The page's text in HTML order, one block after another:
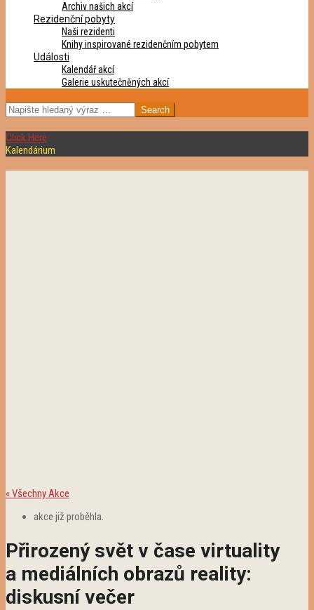
Archiv našich akcí
Rezidenční pobyty
Naši rezidenti
Knihy inspirované rezidenčním pobytem
Události
Kalendář akcí
Galerie uskutečněných akcí
SEARCH
Click Here
Kalendárium
« Všechny Akce
akce již proběhla.
Přirozený svět v čase virtuality
a mediálních obrazů reality:
diskusní večer